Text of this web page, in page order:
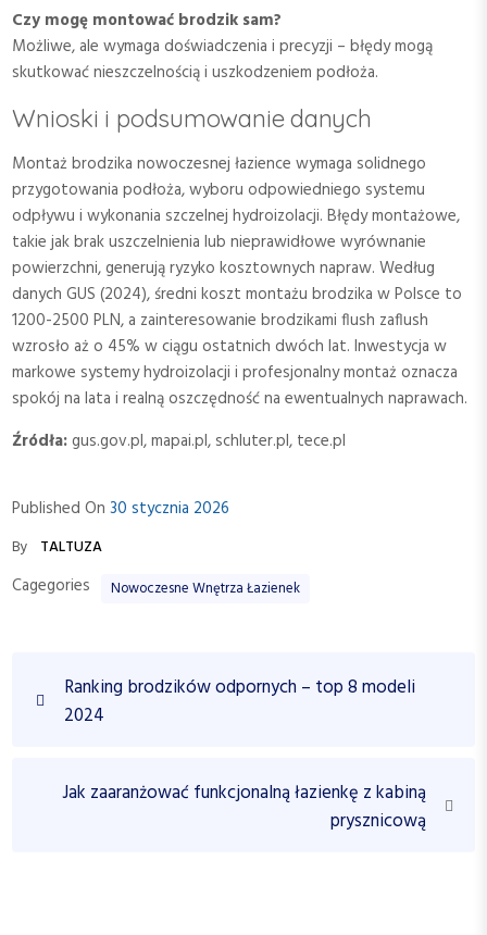
Czy mogę montować brodzik sam?
Możliwe, ale wymaga doświadczenia i precyzji – błędy mogą
skutkować nieszczelnością i uszkodzeniem podłoża.
Wnioski i podsumowanie danych
Montaż brodzika nowoczesnej łazience wymaga solidnego
przygotowania podłoża, wyboru odpowiedniego systemu
odpływu i wykonania szczelnej hydroizolacji. Błędy montażowe,
takie jak brak uszczelnienia lub nieprawidłowe wyrównanie
powierzchni, generują ryzyko kosztownych napraw. Według
danych GUS (2024), średni koszt montażu brodzika w Polsce to
1200-2500 PLN, a zainteresowanie brodzikami flush zaflush
wzrosło aż o 45% w ciągu ostatnich dwóch lat. Inwestycja w
markowe systemy hydroizolacji i profesjonalny montaż oznacza
spokój na lata i realną oszczędność na ewentualnych naprawach.
Źródła:gus.gov.pl, mapai.pl, schluter.pl, tece.pl
Published On30 stycznia 2026
By TALTUZA
Cagegories Nowoczesne Wnętrza Łazienek
P
r
i
Ranking brodzików odpornych – top 8 modeli
2024
Jak zaaranżować funkcjonalną łazienkę z kabiną
prysznicową